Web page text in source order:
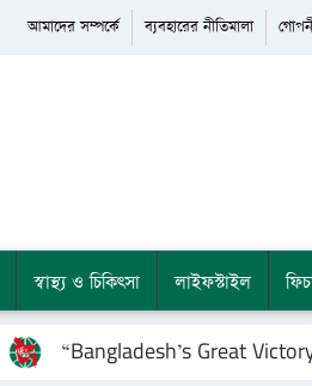
আমাদের সম্পর্কে ব্যবহারের নীতিমালা
স্বাস্থ্য ও চিকিৎসা লাইফস্টাইল
“Bangladesh’s Great Victory